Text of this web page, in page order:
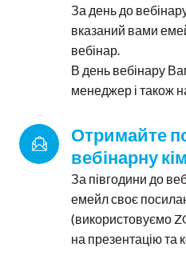
За день до
вказаний вами
вебінар.
В день вебінару
менеджер і також
Отримайте
вебінарну
За півгодини до
емейл своє
(використовуємо
на презентацію та